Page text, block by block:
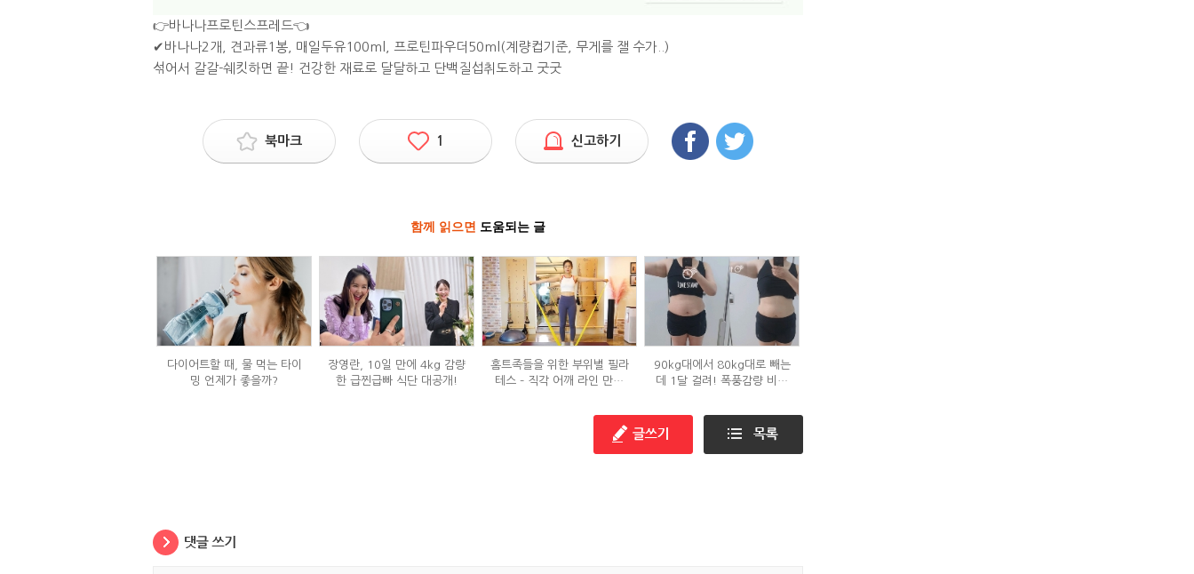
👉바나나프로틴스프레드👈
✔바나나2개, 견과류1봉, 매일두유100ml, 프로틴파우더50ml(계량컵기준, 무게를 잴 수가..)
섞어서 갈갈-쉐킷하면 끝! 건강한 재료로 달달하고 단백질섭취도하고 굿굿
북마크 1 신고하기
함께 읽으면 도움되는 글
다이어트할 때, 물 먹는 타이
밍 언제가 좋을까?
장영란, 10일 만에 4kg 감량
한 급찐급빠 식단 대공개!
홈트족들을 위한 부위별 필라
테스 – 직각 어깨 라인 만들
90kg대에서 80kg대로 빼는
데 1달 걸려! 폭풍감량 비결